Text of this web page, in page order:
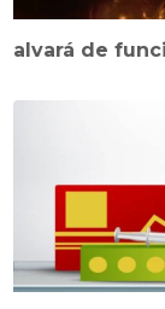
alvará de